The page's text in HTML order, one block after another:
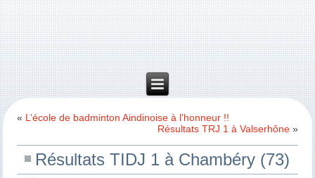
« L’école de badminton Aindinoise à l’honneur !!
Résultats TRJ 1 à Valserhône»
Résultats TIDJ 1 à Chambéry (73)